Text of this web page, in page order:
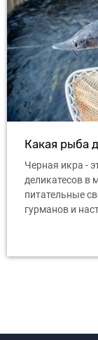
Какая рыба
Черная икра -
деликатесов в
питательные
гурманов и